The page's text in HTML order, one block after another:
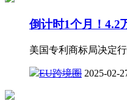
倒计时1个月！4.2
美国专利商标局决定
EU跨境圈 2025-02-